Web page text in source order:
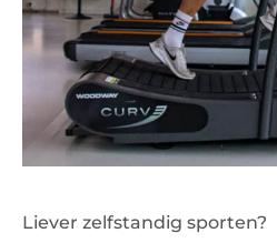
Liever zelfstandig sporten?